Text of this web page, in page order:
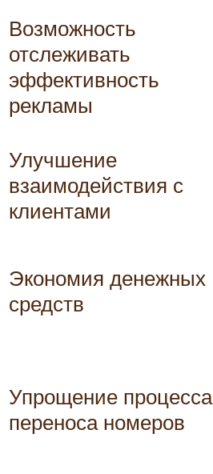
Возможность
отслеживать
эффективность
рекламы
Улучшение
взаимодействия с
клиентами
Экономия денежных
средств
Упрощение процесса
переноса номеров